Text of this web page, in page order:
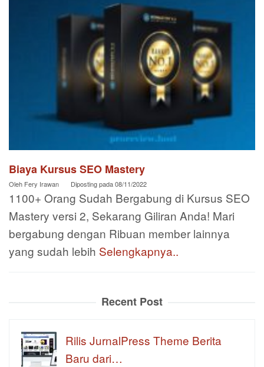
Biaya Kursus SEO Mastery
Oleh Fery Irawan Diposting pada08/11/2022
1100+ Orang Sudah Bergabung di Kursus SEO
Mastery versi 2, Sekarang Giliran Anda! Mari
bergabung dengan Ribuan member lainnya
yang sudah lebih Selengkapnya..
Recent Post
Rilis JurnalPress Theme Berita
Baru dari…